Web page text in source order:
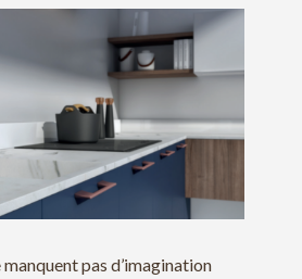
manquent pas d’imagination